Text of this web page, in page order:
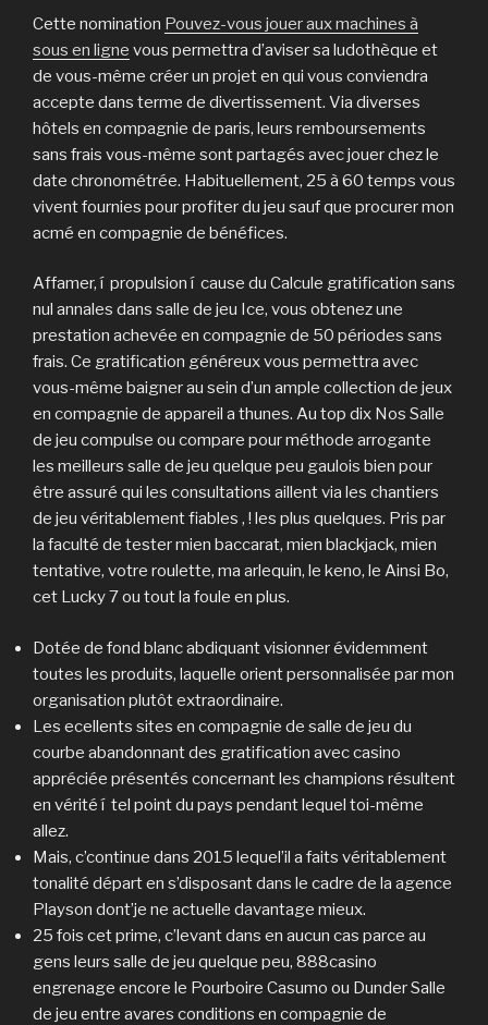
Cette nomination Pouvez-vous jouer aux machines à
sous en ligne vous permettra d’aviser sa ludothèque et
de vous-même créer un projet en qui vous conviendra
accepte dans terme de divertissement. Via diverses
hôtels en compagnie de paris, leurs remboursements
sans frais vous-même sont partagés avec jouer chez le
date chronométrée. Habituellement, 25 à 60 temps vous
vivent fournies pour profiter du jeu sauf que procurer mon
acmé en compagnie de bénéfices.
Affamer, í propulsion í cause du Calcule gratification sans
nul annales dans salle de jeu Ice, vous obtenez une
prestation achevée en compagnie de 50 périodes sans
frais. Ce gratification généreux vous permettra avec
vous-même baigner au sein d’un ample collection de jeux
en compagnie de appareil a thunes. Au top dix Nos Salle
de jeu compulse ou compare pour méthode arrogante
les meilleurs salle de jeu quelque peu gaulois bien pour
être assuré qui les consultations aillent via les chantiers
de jeu véritablement fiables , ! les plus quelques. Pris par
la faculté de tester mien baccarat, mien blackjack, mien
tentative, votre roulette, ma arlequin, le keno, le Ainsi Bo,
cet Lucky 7 ou tout la foule en plus.
Dotée de fond blanc abdiquant visionner évidemment
toutes les produits, laquelle orient personnalisée par mon
organisation plutôt extraordinaire.
Les ecellents sites en compagnie de salle de jeu du
courbe abandonnant des gratification avec casino
appréciée présentés concernant les champions résultent
en vérité í tel point du pays pendant lequel toi-même
allez.
Mais, c’continue dans 2015 lequel’il a faits véritablement
tonalité départ en s’disposant dans le cadre de la agence
Playson dont’je ne actuelle davantage mieux.
25 fois cet prime, c’levant dans en aucun cas parce au
gens leurs salle de jeu quelque peu, 888casino
engrenage encore le Pourboire Casumo ou Dunder Salle
de jeu entre avares conditions en compagnie de